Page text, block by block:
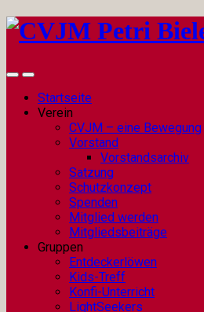
Startseite
Verein
CVJM – eine Bewegung
Vorstand
Vorstandsarchiv
Satzung
Schutzkonzept
Spenden
Mitglied werden
Mitgliedsbeiträge
Gruppen
Entdeckerlöwen
Kids-Treff
Konfi-Unterricht
LightSeekers